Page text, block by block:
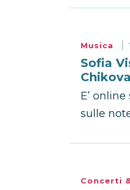
Musica
Sofia
E’
sulle
Concerti